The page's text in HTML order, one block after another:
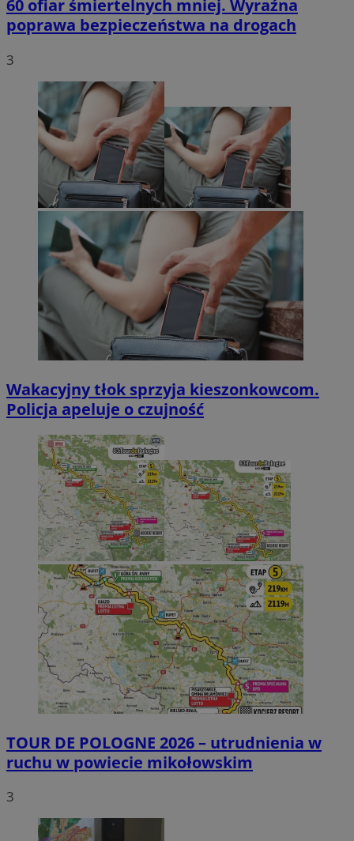
60 ofiar śmiertelnych mniej. Wyraźna
poprawa bezpieczeństwa na drogach
3
Wakacyjny tłok sprzyja kieszonkowcom.
Policja apeluje o czujność
TOUR DE POLOGNE 2026 – utrudnienia w
ruchu w powiecie mikołowskim
3